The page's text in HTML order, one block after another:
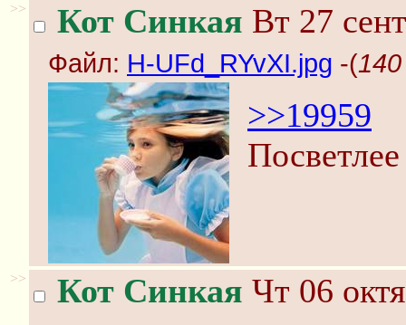
>> Кот Синкая Вт 27
Файл: H-UFd_RYvXI.jpg -(
>>19959
>> Кот Синкая Чт 06